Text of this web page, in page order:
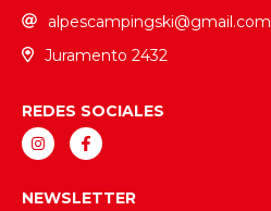
alpescampingski@gmail.com
Juramento 2432
REDES SOCIALES
NEWSLETTER